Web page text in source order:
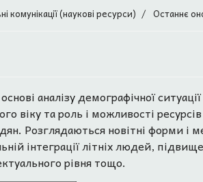
комунікації (наукові ресурси) Останнє
аналізу демографічної
віку та роль і можливості
Розглядаються новітні форми і
інтеграції літніх людей,
рівня тощо.